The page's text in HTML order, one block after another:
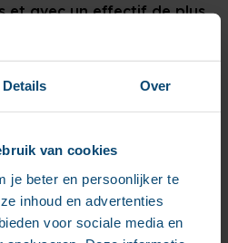
Details Over
van cookies
je beter en persoonlijker te
inhoud en advertenties
voor sociale media en
et avec un effectif de plus
CCM et CXM.
& Président d’AMEXIO
en confortant notre
Compte tenu des
nous répondons
que notre plan – 100 M€